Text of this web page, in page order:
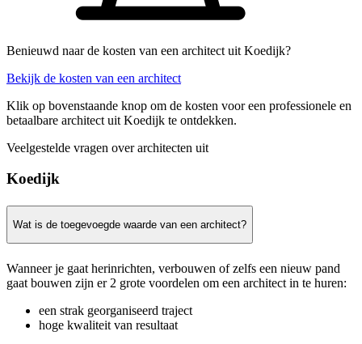
Benieuwd naar de kosten van een architect uit Koedijk?
Bekijk de kosten van een architect
Klik op bovenstaande knop om de kosten voor een professionele en
betaalbare architect uit Koedijk te ontdekken.
Veelgestelde vragen over architecten uit
Koedijk
Wat is de toegevoegde waarde van een architect?
Wanneer je gaat herinrichten, verbouwen of zelfs een nieuw pand
gaat bouwen zijn er 2 grote voordelen om een architect in te huren:
een strak georganiseerd traject
hoge kwaliteit van resultaat